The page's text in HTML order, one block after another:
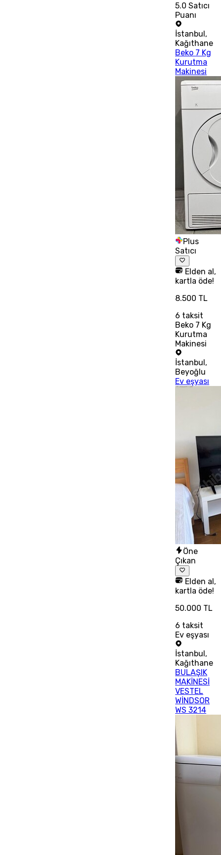
5.0 Satıcı
Puanı
İstanbul,
Kağıthane
Beko 7 Kg
Kurutma
Makinesi
Plus
Satıcı
Elden al,
kartla öde!
8.500 TL
6 taksit
Beko 7 Kg
Kurutma
Makinesi
İstanbul,
Beyoğlu
Ev eşyası
Öne
Çıkan
Elden al,
kartla öde!
50.000 TL
6 taksit
Ev eşyası
İstanbul ,
Kağıthane
BULAŞIK
MAKİNESİ
VESTEL
WİNDSOR
WS 3214